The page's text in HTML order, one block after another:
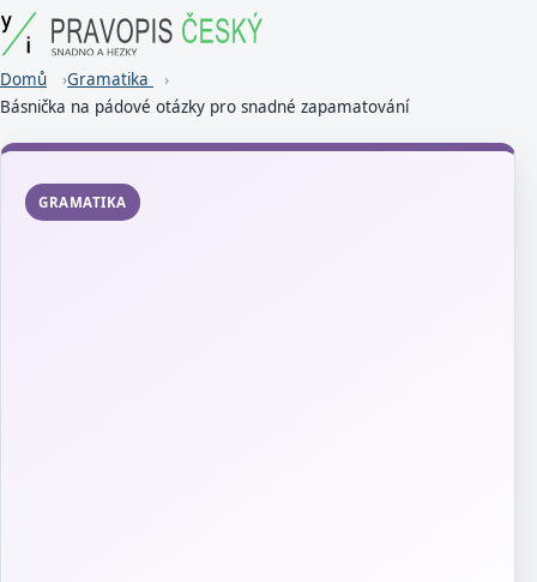
Domů
Gramatika
Básnička na pádové otázky pro snadné zapamatování
GRAMATIKA